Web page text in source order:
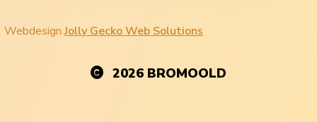
WebdesignJolly Gecko Web Solutions
2026 BROMOOLD